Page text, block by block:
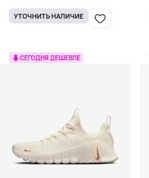
УТОЧНИТЬ НАЛИЧИЕ
СЕГОДНЯ ДЕШЕВЛЕ